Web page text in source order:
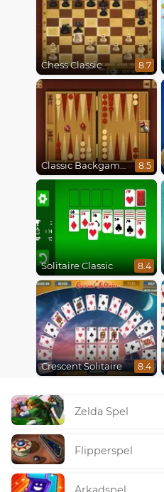
Chess Classic 8.7
Classic Backgammon 8.5
Solitaire Classic 8.4
Crescent Solitaire 8.4
Zelda Spel
Flipperspel